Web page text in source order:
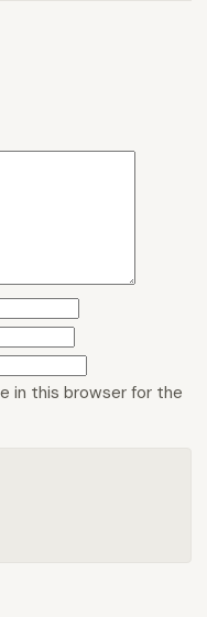
in this browser for the